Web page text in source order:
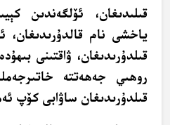
قىلىدىغان، ئۆلگەندىن
ياخشى نام قالدۇرىدىغان،
قىلدۇرىدىغان، ۋاقتىنى
روھىي جەھەتتە
قىلدۇرىدىغان ساۋابى كۆپ